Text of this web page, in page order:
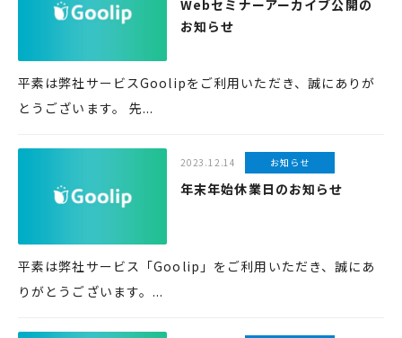
Webセミナーアーカイブ公開の
お知らせ
平素は弊社サービスGoolipをご利用いただき、誠にありが
とうございます。 先...
2023.12.14 お知らせ
年末年始休業日のお知らせ
平素は弊社サービス「Goolip」をご利用いただき、誠にあ
りがとうございます。...